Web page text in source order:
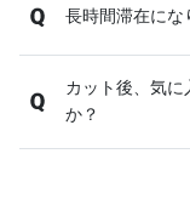
長時間滞在にな
カット後、気に
か？